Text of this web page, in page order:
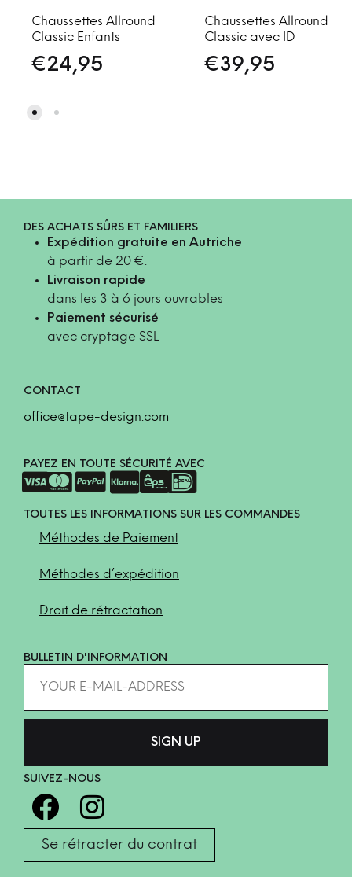
Chaussettes Allround
Classic Enfants
€24,95
Chaussettes Allround
Classic avec ID
€39,95
DES ACHATS SÛRS ET FAMILIERS
Expédition gratuite en Autriche
à partir de 20 €.
Livraison rapide
dans les 3 à 6 jours ouvrables
Paiement sécurisé
avec cryptage SSL
CONTACT
office@tape-design.com
PAYEZ EN TOUTE SÉCURITÉ AVEC
TOUTES LES INFORMATIONS SUR LES COMMANDES
Méthodes de Paiement
Méthodes d’expédition
Droit de rétractation
BULLETIN D'INFORMATION
SUIVEZ-NOUS
Se rétracter du contrat